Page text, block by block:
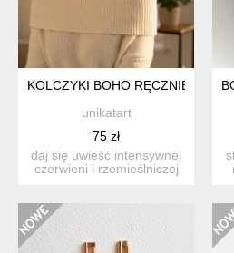
KOLCZYKI BOHO RĘCZNIE
unikatart
75 zł
daj się uwieść intensywnej
czerwieni i rzemieślniczej